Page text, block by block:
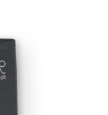
Iniciar ordem